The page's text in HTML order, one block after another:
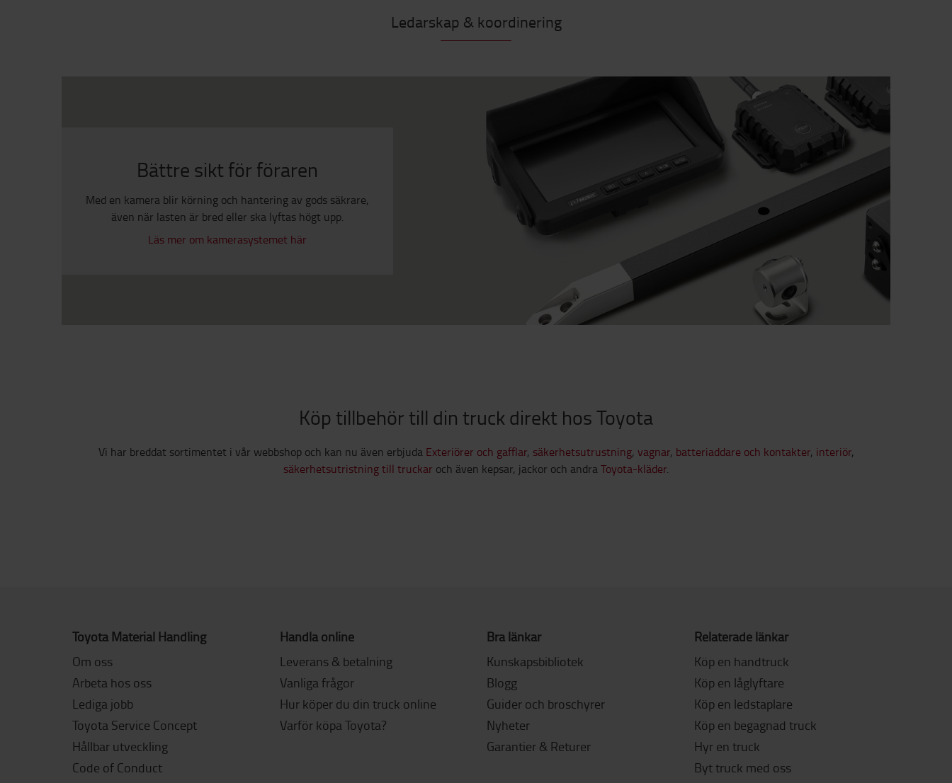
Ledarskap & koordinering
Bättre sikt för föraren
Med en kamera blir körning och hantering av gods säkrare,
även när lasten är bred eller ska lyftas högt upp.
Läs mer om kamerasystemet här
Köp tillbehör till din truck direkt hos Toyota
Vi har breddat sortimentet i vår webbshop och kan nu även erbjuda Exteriörer och gafflar, säkerhetsutrustning, vagnar, batteriaddare och kontakter, interiör,
säkerhetsutristning till truckar och även kepsar, jackor och andraToyota-kläder.
Toyota Material Handling
Om oss
Arbeta hos oss
Lediga jobb
Toyota Service Concept
Hållbar utveckling
Code of Conduct
Handla online
Leverans & betalning
Vanliga frågor
Hur köper du din truck online
Varför köpa Toyota?
Bra länkar
Kunskapsbibliotek
Blogg
Guider och broschyrer
Nyheter
Garantier & Returer
Relaterade länkar
Köp en handtruck
Köp en låglyftare
Köp en ledstaplare
Köp en begagnad truck
Hyr en truck
Byt truck med oss